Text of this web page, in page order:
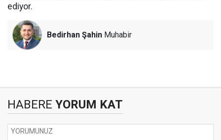
ediyor.
Bedirhan Şahin Muhabir
HABERE YORUM KAT